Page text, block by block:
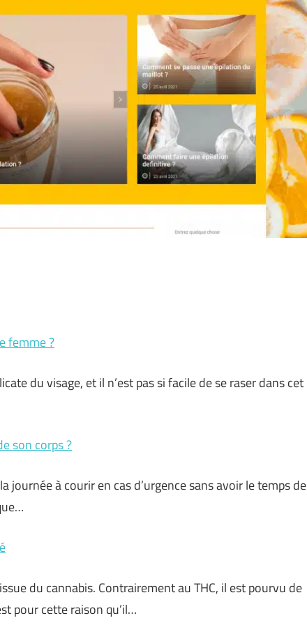
femme ?
du visage, et il n’est pas si facile de se raser dans cet
son corps ?
journée à courir en cas d’urgence sans avoir le temps de
du cannabis. Contrairement au THC, il est pourvu de
pour cette raison qu’il…